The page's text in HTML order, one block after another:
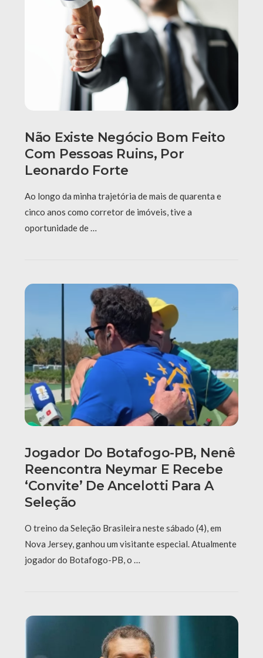
Não Existe Negócio Bom Feito
Com Pessoas Ruins, Por
Leonardo Forte
Ao longo da minha trajetória de mais de quarenta e
cinco anos como corretor de imóveis, tive a
oportunidade de …
Jogador Do Botafogo-PB, Nenê
Reencontra Neymar E Recebe
‘convite’ De Ancelotti Para A
Seleção
O treino da Seleção Brasileira neste sábado (4), em
Nova Jersey, ganhou um visitante especial. Atualmente
jogador do Botafogo-PB, o …